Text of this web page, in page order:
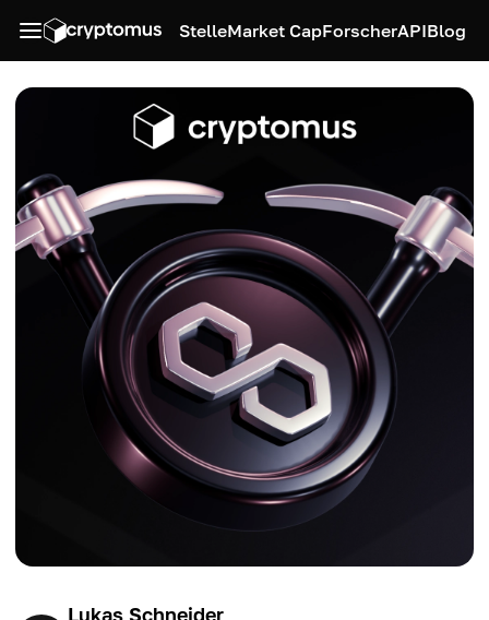
StelleMarket CapForscherAPIBlog
Lukas Schneider